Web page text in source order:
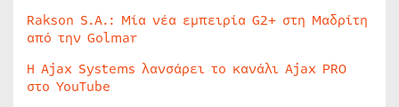
Rakson S.A.: Μία νέα εμπειρία G2+ στη Μαδρίτη
από την Golmar
Η Ajax Systems λανσάρει το κανάλι Ajax PRO
στο YouTube